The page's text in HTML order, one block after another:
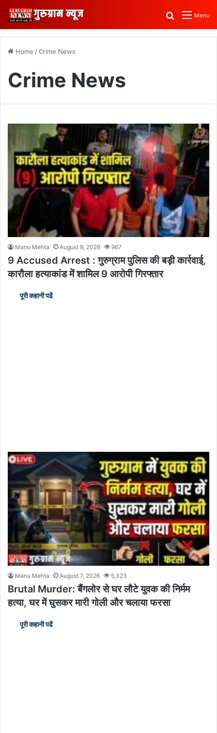
Menu
Search for
Home /Crime News
Crime News
Manu Mehta August 9, 2026 967
9 Accused Arrest : गुरुग्राम पुलिस की बड़ी कार्रवाई,
कारौला हत्याकांड में शामिल 9 आरोपी गिरफ्तार
पूरी कहानी पढें
Manu Mehta August 7, 2026 5,323
Brutal Murder: बैंगलोर से घर लौटे युवक की निर्मम
हत्या, घर में घुसकर मारी गोली और चलाया फरसा
पूरी कहानी पढें